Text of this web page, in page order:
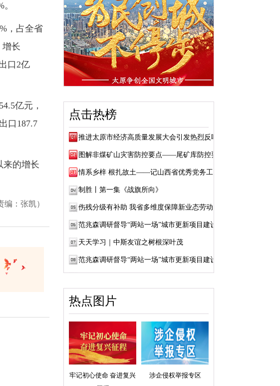
，占全省
增长
口2亿
亿元，
口187.7
的增长
编：张凯）
点击热榜
推进太原市经济高质量发展大会引发热烈反响
图解非煤矿山灾害防控要点——尾矿库防控要点
情系乡梓 根扎故土——记山西省优秀党务工作...
制胜丨第一集《战旗所向》
伤残分级有补助 我省多维度保障新业态劳动者...
范兆森调研督导“两站一场”城市更新项目建设
天天学习｜中斯友谊之树根深叶茂
范兆森调研督导“两站一场”城市更新项目建设
热点图片
牢记初心使命 奋进复兴
涉企侵权举报专区